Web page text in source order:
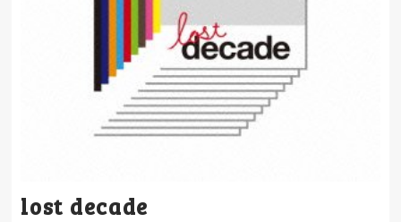
lost decade